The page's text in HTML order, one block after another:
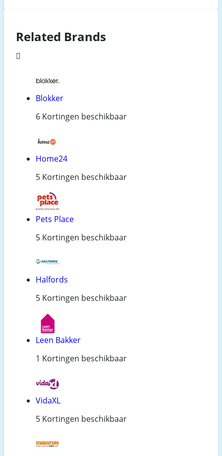
Related Brands
Blokker
6 Kortingen beschikbaar
Home24
5 Kortingen beschikbaar
Pets Place
5 Kortingen beschikbaar
Halfords
5 Kortingen beschikbaar
Leen Bakker
1 Kortingen beschikbaar
VidaXL
5 Kortingen beschikbaar